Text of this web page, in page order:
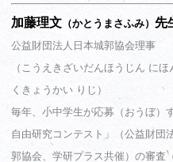
加藤理文 （かとうまさふみ） 先
公益財団法人日本城郭協会理事
（こうえきざいだんほうじん に
くきょうかい りじ）
毎年、小中学生が応募（おうぼ）
自由研究コンテスト」（公益財団
郭協会、学研プラス共催）の審査